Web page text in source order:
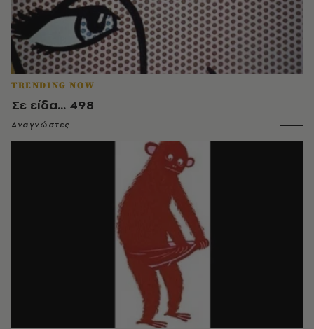
TRENDING NOW
Σε είδα... 498
Αναγνώστες